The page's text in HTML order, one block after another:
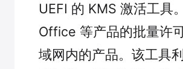
UEFI 的 KMS 激活工具
Office 等产品的批量许
域网内的产品。该工具